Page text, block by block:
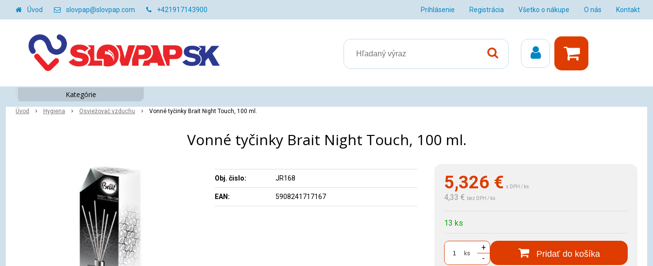
Úvod slovpap@slovpap.com +421917143900 Prihlásenie Registrácia Všetko o nákupe O nás Kontakt
Úvod Hygiena Osviežovač vzduchu Vonné tyčinky Brait Night Touch, 100 ml.
Vonné tyčinky Brait Night Touch, 100 ml.
5,326 € s DPH / ks
4,33 € bez DPH / ks
13 ks
ks
+
-
Pridať do košíka
Obj. čislo: JR168
EAN: 5908241717167
Kategórie